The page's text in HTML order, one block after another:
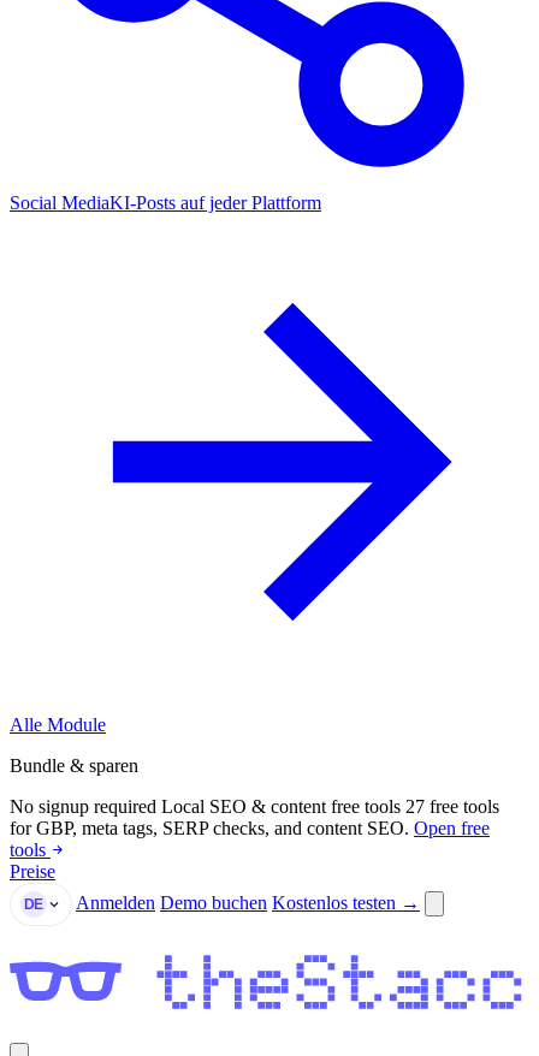
Social MediaKI-Posts auf jeder Plattform
Alle Module
Bundle & sparen
No signup required Local SEO & content free tools 27 free tools
for GBP, meta tags, SERP checks, and content SEO. Open free
tools
Preise
DE Anmelden Demo buchen Kostenlos testen →